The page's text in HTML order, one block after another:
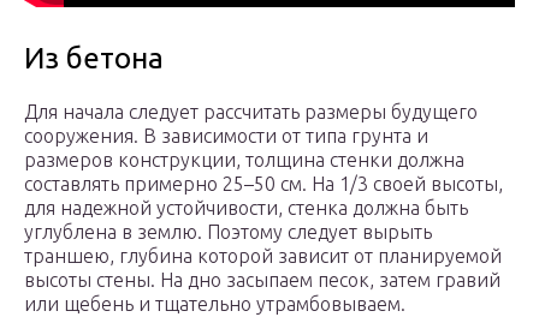
Из бетона
Для начала следует рассчитать размеры будущего
сооружения. В зависимости от типа грунта и
размеров конструкции, толщина стенки должна
составлять примерно 25–50 см. На 1/3 своей высоты,
для надежной устойчивости, стенка должна быть
углублена в землю. Поэтому следует вырыть
траншею, глубина которой зависит от планируемой
высоты стены. На дно засыпаем песок, затем гравий
или щебень и тщательно утрамбовываем.